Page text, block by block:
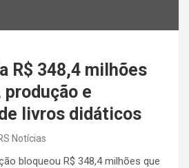
R$ 348,4 milhões
produção e
livros didáticos
Notícias
bloqueou R$ 348,4 milhões que